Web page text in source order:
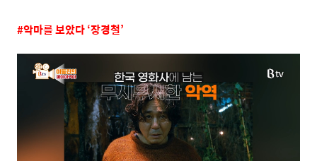
#악마를 보았다‘장경철’